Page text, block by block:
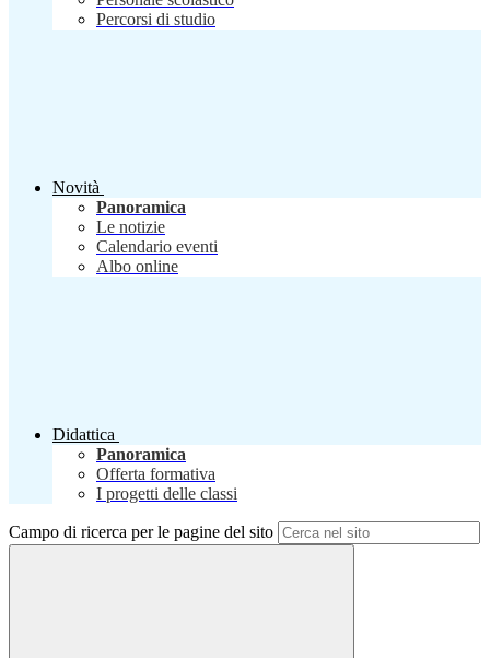
Percorsi di studio
Novità
Panoramica
Le notizie
Calendario eventi
Albo online
Didattica
Panoramica
Offerta formativa
I progetti delle classi
Campo di ricerca per le pagine del sito